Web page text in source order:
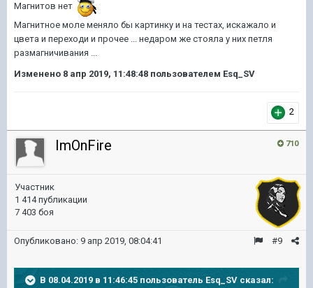
Магнитов нет
Магнитное моле меняло бы картинку и на тестах, искажало и
цвета и переходи и прочее ... недаром же стояла у них петля
размагничивания ...
Изменено 8 апр 2019, 11:48:48 пользователем Esq_SV
2
710
ImOnFire
Участник
1 414 публикации
7 403 боя
#9
Опубликовано: 9 апр 2019, 08:04:41
В 08.04.2019 в 11:46:45 пользователь Esq_SV сказал: